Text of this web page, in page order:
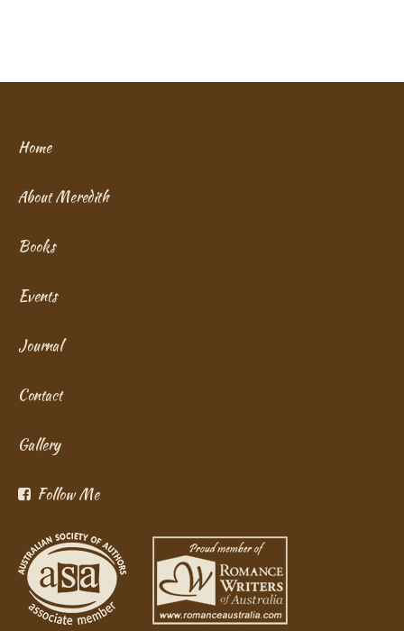
Home
About Meredith
Books
Events
Journal
Contact
Gallery
Follow Me